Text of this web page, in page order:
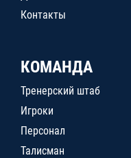
Контакты
КОМАНДА
Тренерский штаб
Игроки
Персонал
Талисман